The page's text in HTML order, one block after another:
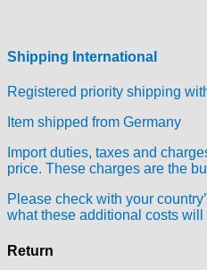
Peseux
RL „Ronda"
ST "Standard "
Unitas
Shipping International
Registered priority shipping
Item shipped from Germany
Import duties, taxes and
price. These charges are the
Please check with your
what these additional costs
Return